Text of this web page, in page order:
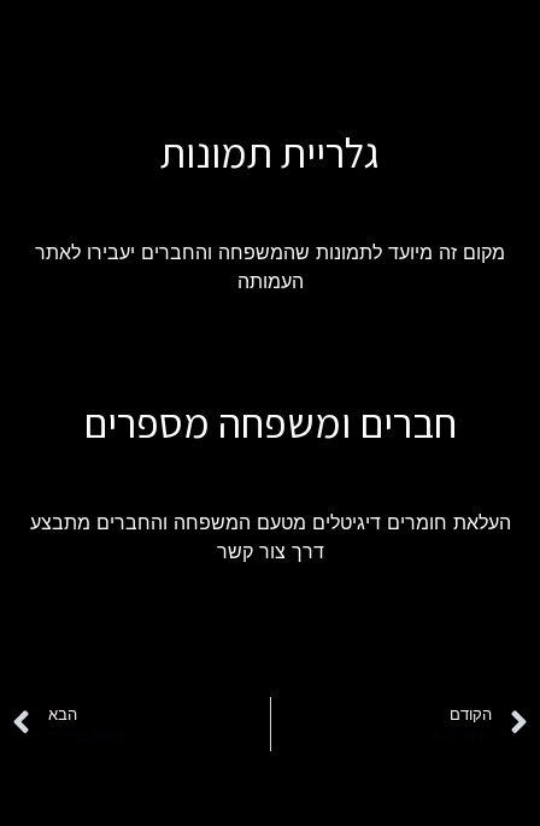
גלריית תמונות
מקום זה מיועד לתמונות שהמשפחה והחברים יעבירו לאתר
העמותה
חברים ומשפחה מספרים
העלאת חומרים דיגיטלים מטעם המשפחה והחברים מתבצע
דרך צור קשר
הקודם הבא